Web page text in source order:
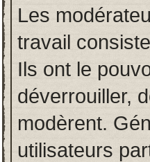
Les
travail
Ils ont le
déverrouiller,
modèrent.
utilisateurs